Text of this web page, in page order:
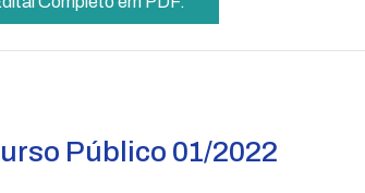
Público 01/2022